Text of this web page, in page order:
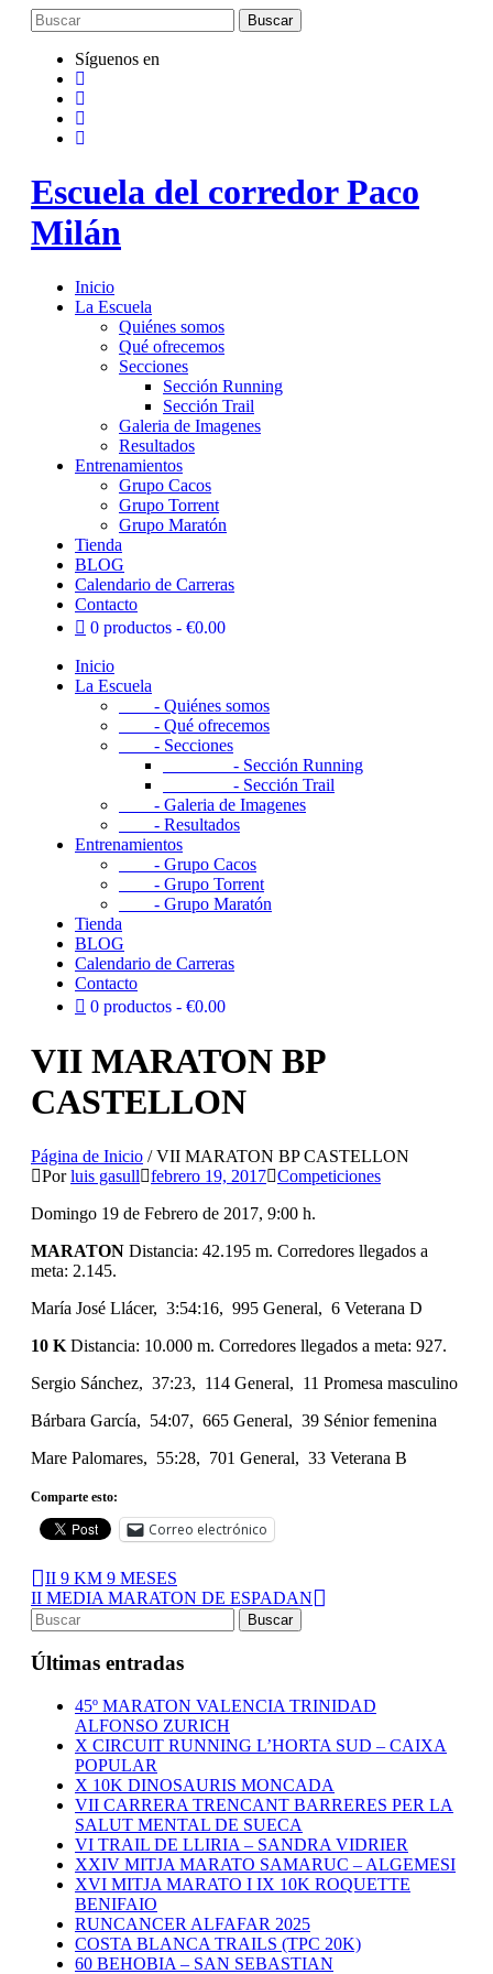
Saltar
al
contenidoSíguenos en
Escuela del corredor Paco
Milán
Inicio
La Escuela
Quiénes somos
Qué ofrecemos
Secciones
Sección Running
Sección Trail
Galeria de Imagenes
Resultados
Entrenamientos
Grupo Cacos
Grupo Torrent
Grupo Maratón
Tienda
BLOG
Calendario de Carreras
Contacto
0 productos
€0.00
Inicio
La Escuela
- Quiénes somos
- Qué ofrecemos
- Secciones
- Sección Running
- Sección Trail
- Galeria de Imagenes
- Resultados
Entrenamientos
- Grupo Cacos
- Grupo Torrent
- Grupo Maratón
Tienda
BLOG
Calendario de Carreras
Contacto
0 productos
€0.00
VII MARATON BP
CASTELLON
Página de Inicio /VII MARATON BP CASTELLON
Porluis gasull febrero 19, 2017 Competiciones
Domingo 19 de Febrero de 2017, 9:00 h.
MARATON Distancia: 42.195 m. Corredores llegados a
meta: 2.145.
María José Llácer, 3:54:16, 995 General, 6 Veterana D
10 K Distancia: 10.000 m. Corredores llegados a meta: 927.
Sergio Sánchez, 37:23, 114 General, 11 Promesa masculino
Bárbara García, 54:07, 665 General, 39 Sénior femenina
Mare Palomares, 55:28, 701 General, 33 Veterana B
Comparte esto:
Correo electrónico
II 9 KM 9 MESES
II MEDIA MARATON DE ESPADAN
Últimas entradas
45º MARATON VALENCIA TRINIDAD
ALFONSO ZURICH
X CIRCUIT RUNNING L’HORTA SUD – CAIXA
POPULAR
X 10K DINOSAURIS MONCADA
VII CARRERA TRENCANT BARRERES PER LA
SALUT MENTAL DE SUECA
VI TRAIL DE LLIRIA – SANDRA VIDRIER
XXIV MITJA MARATO SAMARUC – ALGEMESI
XVI MITJA MARATO I IX 10K ROQUETTE
BENIFAIO
RUNCANCER ALFAFAR 2025
COSTA BLANCA TRAILS (TPC 20K)
60 BEHOBIA – SAN SEBASTIAN